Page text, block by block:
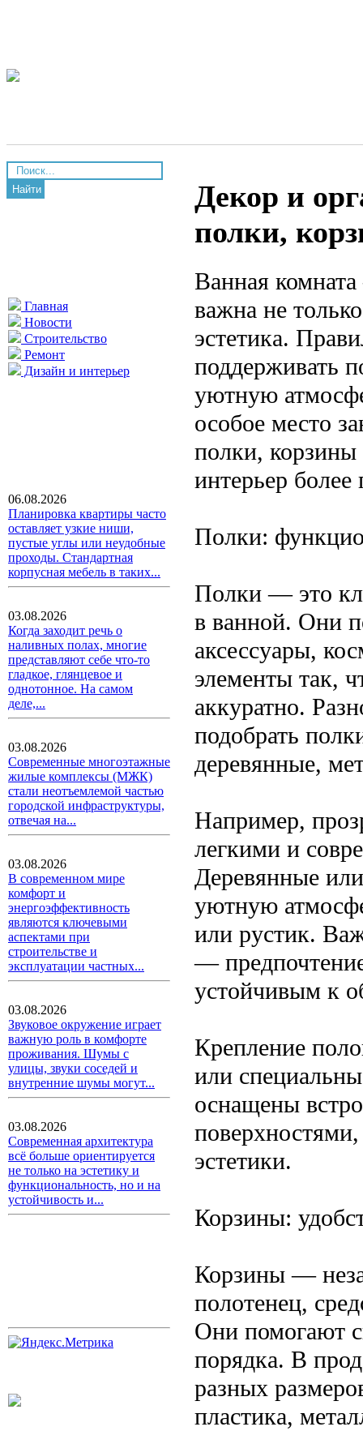
Найти
Главная
Новости
Строительство
Ремонт
Дизайн и интерьер
06.08.2026
Планировка квартиры часто
оставляет узкие ниши,
пустые углы или неудобные
проходы. Стандартная
корпусная мебель в таких...
03.08.2026
Когда заходит речь о
наливных полах, многие
представляют себе что-то
гладкое, глянцевое и
однотонное. На самом
деле,...
03.08.2026
Современные многоэтажные
жилые комплексы (МЖК)
стали неотъемлемой частью
городской инфраструктуры,
отвечая на...
03.08.2026
В современном мире
комфорт и
энергоэффективность
являются ключевыми
аспектами при
строительстве и
эксплуатации частных...
03.08.2026
Звуковое окружение играет
важную роль в комфорте
проживания. Шумы с
улицы, звуки соседей и
внутренние шумы могут...
03.08.2026
Современная архитектура
всё больше ориентируется
не только на эстетику и
функциональность, но и на
устойчивость и...
Декор и
полки,
Ванная
важна не
эстетика.
поддерживать
уютную
особое место
полки,
интерьер
Полки:
Полки — это
в ванной. Они
аксессуары,
элементы так,
аккуратно.
подобрать
деревянные,
Например,
легкими и
Деревянные
уютную
или рустик.
—
устойчивым к
Крепление
или
оснащены
эстетики.
Корзины:
Корзины —
полотенец,
Они помогают
порядка. В
разных
пластика,